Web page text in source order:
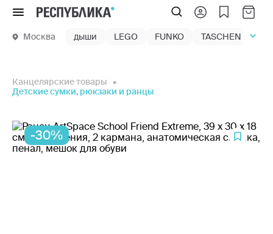
Меню
Москва дыши LEGO FUNKO TASCHEN
Канцелярские товары
Детские сумки, рюкзаки и ранцы
-30%